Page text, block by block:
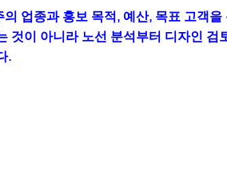
업종과 홍보 목적, 예산, 목표 고객
것이 아니라 노선 분석부터 디자인
.